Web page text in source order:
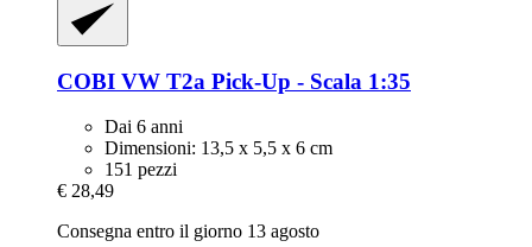
COBI VW T2a Pick-​Up -​ Scala 1:35
Dai 6 anni
Dimensioni: 13,5 x 5,5 x 6 cm
151 pezzi
€ 28,49
Consegna entro il giorno 13 agosto